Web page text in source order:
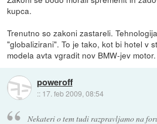
kupca.
Trenutno so zakoni zastareli.
"globalizirani". To je tako, kot bi hotel v
modela avta vgradit nov BMW-jev motor.
poweroff
:: 17. feb 2009, 08:54
Nekateri o tem tudi razpravljamo na